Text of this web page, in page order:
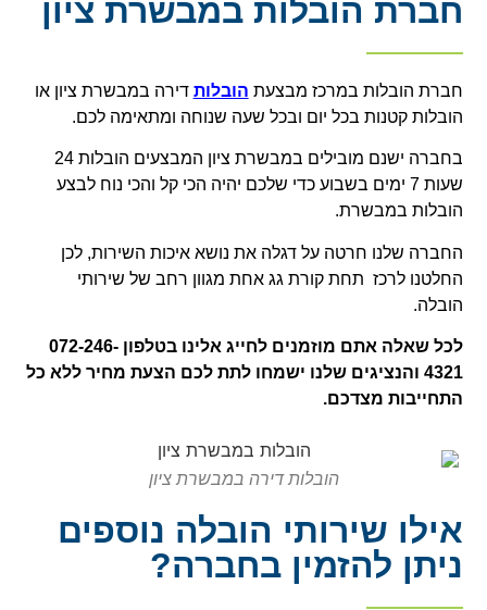
חברת הובלות במבשרת ציון
חברת הובלות במרכז מבצעת הובלות דירה במבשרת ציון או
הובלות קטנות בכל יום ובכל שעה שנוחה ומתאימה לכם.
בחברה ישנם מובילים במבשרת ציון המבצעים הובלות 24
שעות 7 ימים בשבוע כדי שלכם יהיה הכי קל והכי נוח לבצע
הובלות במבשרת.
החברה שלנו חרטה על דגלה את נושא איכות השירות, לכן
החלטנו לרכז תחת קורת גג אחת מגוון רחב של שירותי
הובלה.
לכל שאלה אתם מוזמנים לחייג אלינו בטלפון 072-246-
4321 והנציגים שלנו ישמחו לתת לכם הצעת מחיר ללא כל
התחייבות מצדכם.
הובלות דירה במבשרת ציון
אילו שירותי הובלה נוספים
ניתן להזמין בחברה?